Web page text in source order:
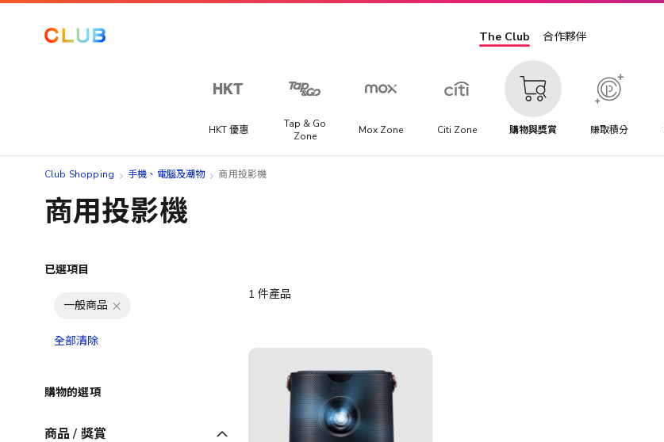
The Club 合作夥伴
HKT 優惠
Tap & Go
Zone
Mox Zone Citi Zone 購物與獎賞 賺取積分
Club Shopping 手機、電腦及潮物 商用投影機
商用投影機
1 件產品
已選項目
一般商品
全部清除
購物的選項
商品 / 獎賞